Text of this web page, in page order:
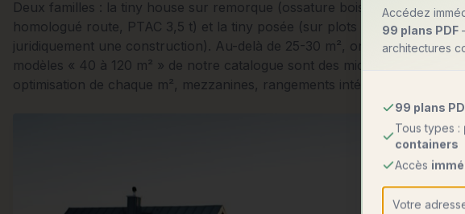
Deux familles : la tiny house sur remorque (ossature bois légère sur
homologué route, PTAC 3,5 t) et la tiny posée (sur plots ou fondations
juridiquement une construction). Au-delà de 25-30 m², on bascule vers la
modèles « 40 à 120 m² » de notre catalogue sont des micro-maisons
optimisation de chaque m², mezzanines, rangements intégrés.
Accédez
99 plans PDF
architectures
99 plans
Tous types :
containers
Accès